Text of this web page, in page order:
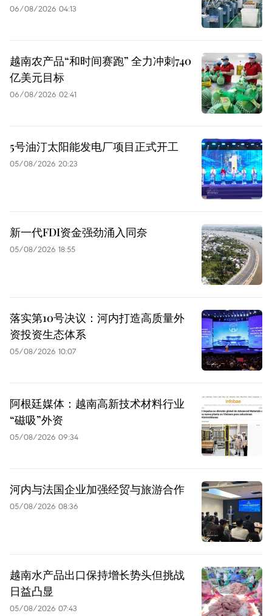
06/08/2026 04:13
越南农产品“和时间赛跑” 全力冲刺740
亿美元目标
06/08/2026 02:41
5号油汀太阳能发电厂项目正式开工
05/08/2026 20:23
新一代FDI资金强劲涌入同奈
05/08/2026 18:55
落实第10号决议：河内打造高质量外
资投资生态体系
05/08/2026 10:07
阿根廷媒体：越南高新技术材料行业
“磁吸”外资
05/08/2026 09:34
河内与法国企业加强经贸与旅游合作
05/08/2026 08:36
越南水产品出口保持增长势头但挑战
日益凸显
05/08/2026 07:43